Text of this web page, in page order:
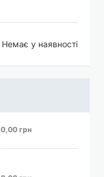
Немає у наявності
0,00 грн